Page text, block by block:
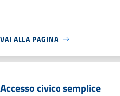
VAI ALLA PAGINA
Accesso civico semplice